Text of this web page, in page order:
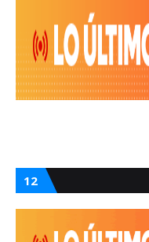
12